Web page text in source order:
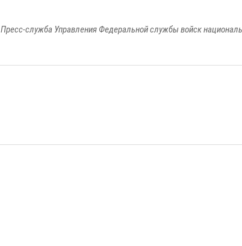
Пресс-служба Управления Федеральной службы войск